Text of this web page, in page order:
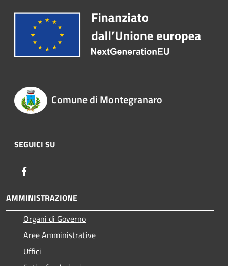
Comune di Montegranaro
SEGUICI SU
AMMINISTRAZIONE
Organi di Governo
Aree Amministrative
Uffici